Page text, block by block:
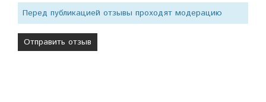
Перед публикацией отзывы проходят модерацию